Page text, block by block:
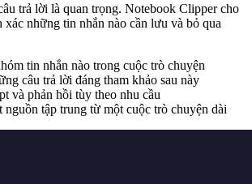
trả lời là quan trọng. Notebook Clipper cho
xác những tin nhắn nào cần lưu và bỏ qua
tin nhắn nào trong cuộc trò chuyện
câu trả lời đáng tham khảo sau này
và phản hồi tùy theo nhu cầu
nguồn tập trung từ một cuộc trò chuyện dài